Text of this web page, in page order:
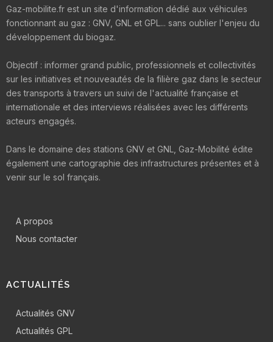
Gaz-mobilite.fr est un site d'information dédié aux véhicules
fonctionnant au gaz : GNV, GNL et GPL... sans oublier l'enjeu du
développement du biogaz.
Objectif : informer grand public, professionnels et collectivités
sur les initiatives et nouveautés de la filière gaz dans le secteur
des transports à travers un suivi de l'actualité française et
internationale et des interviews réalisées avec les différents
acteurs engagés.
Dans le domaine des stations GNV et GNL, Gaz-Mobilité édite
également une cartographie des infrastructures présentes et à
venir sur le sol français.
A propos
Nous contacter
ACTUALITÉS
Actualités GNV
Actualités GPL